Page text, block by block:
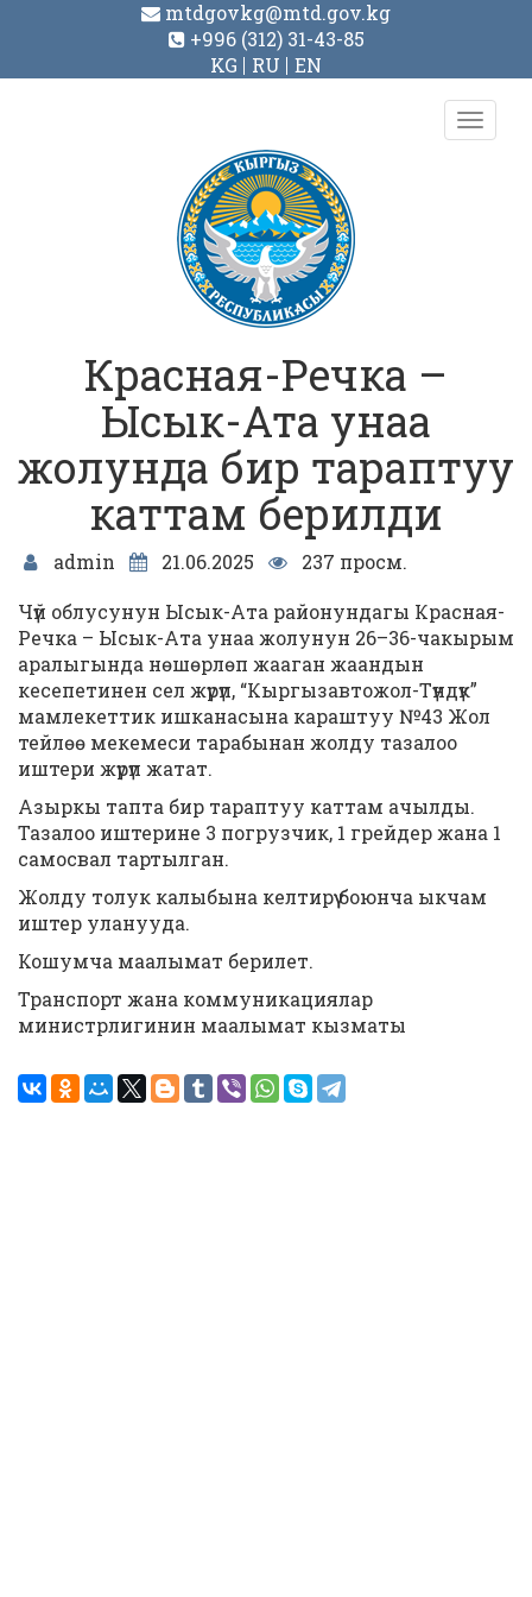
mtdgovkg@mtd.gov.kg
+996 (312) 31-43-85
KG
RU EN
Toggle
Красная-Речка –
Ысык-Ата унаа
жолунда бир тараптуу
каттам берилди
admin 21.06.2025
237 просм.
Чүй облусунун Ысык-Ата районундагы Красная-
Речка – Ысык-Ата унаа жолунун 26–36-чакырым
аралыгында нөшөрлөп жааган жаандын
кесепетинен сел жүрүп, “Кыргызавтожол-Түндүк”
мамлекеттик ишканасына караштуу №43 Жол
тейлөө мекемеси тарабынан жолду тазалоо
иштери жүрүп жатат.
Азыркы тапта бир тараптуу каттам ачылды.
Тазалоо иштерине 3 погрузчик, 1 грейдер жана 1
самосвал тартылган.
Жолду толук калыбына келтирүү боюнча ыкчам
иштер уланууда.
Кошумча маалымат берилет.
Транспорт жана коммуникациялар
министрлигинин маалымат кызматы